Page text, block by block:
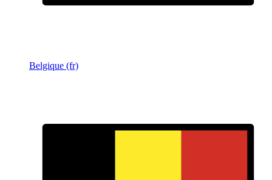
Belgique (fr)